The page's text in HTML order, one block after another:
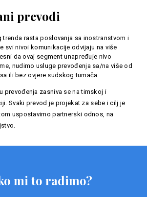
prevodi
trenda rasta poslovanja sa inostranstvom i
svi nivoi komunikacije odvijaju na više
da ovaj segment unapređuje nivo
nudimo usluge prevođenja sa/na više od
ili bez ovjere sudskog tumača.
prevođenja zasniva se na timskoj i
Svaki prevod je projekat za sebe i cilj je
uspostavimo partnerski odnos, na
mi to radimo?